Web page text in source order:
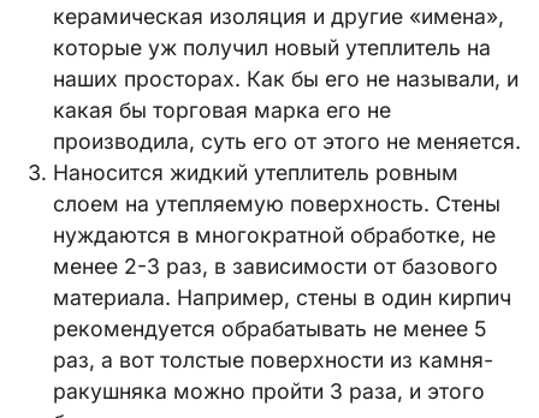
керамическая изоляция и другие «имена»,
которые уж получил новый утеплитель на
наших просторах. Как бы его не называли, и
какая бы торговая марка его не
производила, суть его от этого не меняется.
Наносится жидкий утеплитель ровным
слоем на утепляемую поверхность. Стены
нуждаются в многократной обработке, не
менее 2-3 раз, в зависимости от базового
материала. Например, стены в один кирпич
рекомендуется обрабатывать не менее 5
раз, а вот толстые поверхности из камня-
ракушняка можно пройти 3 раза, и этого